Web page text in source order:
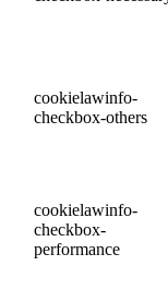
cookielawinfo-
checkbox-others
cookielawinfo-
checkbox-
performance